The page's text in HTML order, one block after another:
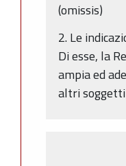
(omissis)
2. Le
Di esse, la
ampia ed
altri